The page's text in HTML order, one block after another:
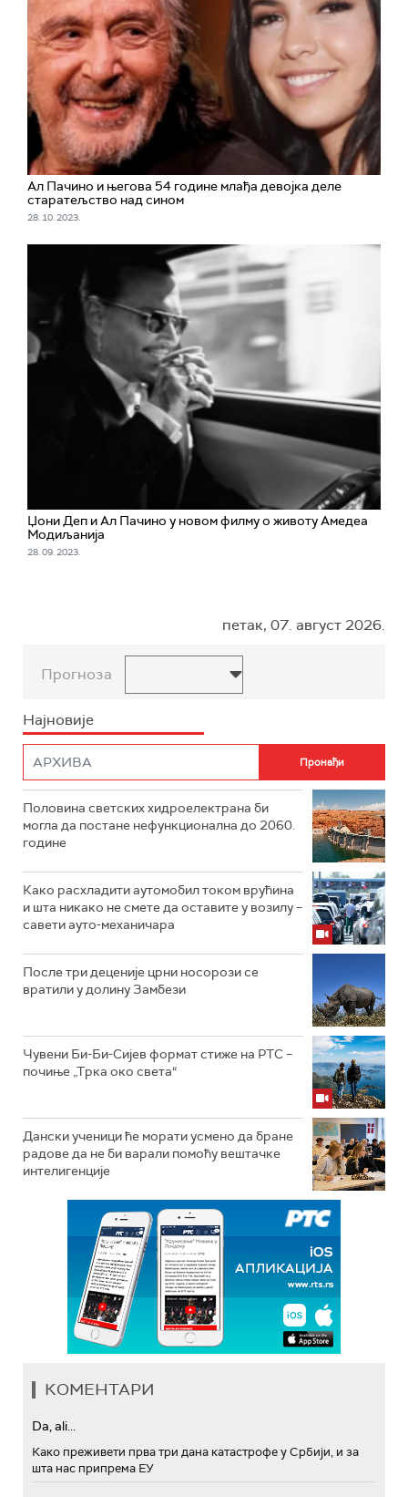
Ал Пачино и његова 54 године млађа девојка деле
старатељство над сином
28. 10. 2023.
Џони Деп и Ал Пачино у новом филму о животу Амедеа
Модиљанија
28. 09. 2023.
петак, 07. август 2026.
Прогноза
Најновије
Половина светских хидроелектрана би
могла да постане нефункционална до 2060.
године
Како расхладити аутомобил током врућина
и шта никако не смете да оставите у возилу –
савети ауто-механичара
После три деценије црни носорози се
вратили у долину Замбези
Чувени Би-Би-Сијев формат стиже на РТС –
почиње „Трка око света“
Дански ученици ће морати усмено да бране
радове да не би варали помоћу вештачке
интелигенције
КОМЕНТАРИ
Da, ali...
Како преживети прва три дана катастрофе у Србији, и за
шта нас припрема ЕУ